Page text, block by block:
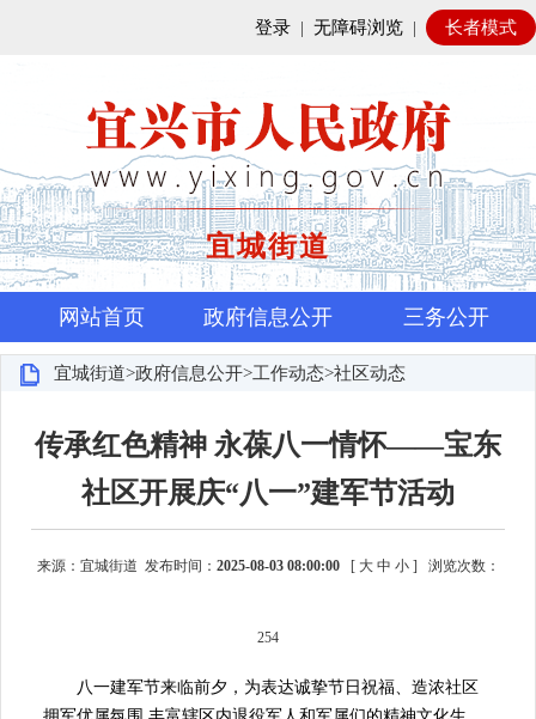
登录 | 无障碍浏览 | 长者模式
宜城街道
网站首页 政府信息公开 三务公开
宜城街道>政府信息公开>工作动态>社区动态
传承红色精神 永葆八一情怀——宝东
社区开展庆“八一”建军节活动
来源：宜城街道 发布时间： 2025-08-03 08:00:00[ 大 中 小] 浏览次数：
254
八一建军节来临前夕，为表达诚挚节日祝福、造浓社区